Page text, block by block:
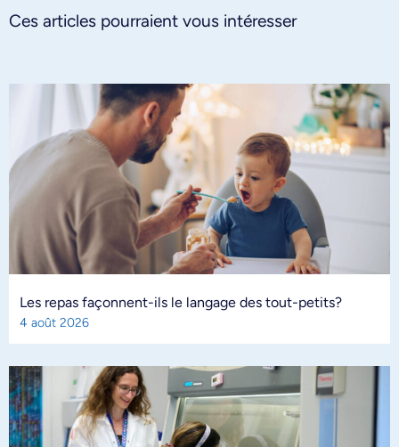
Ces articles pourraient vous intéresser
Les repas façonnent-ils le langage des tout-petits?
4 août 2026